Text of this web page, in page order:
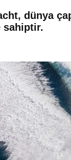
dünya
sahiptir.